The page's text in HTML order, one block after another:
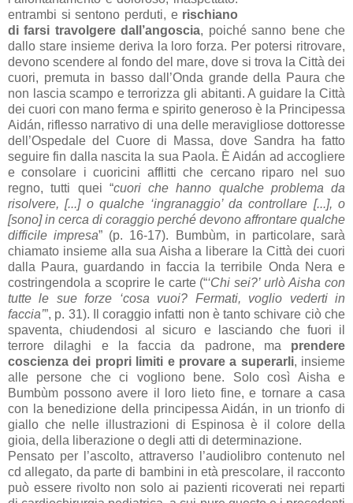
entrambi si sentono perduti, e rischiano
di farsi travolgere dall’angoscia, poiché sanno bene che
dallo stare insieme deriva la loro forza. Per potersi ritrovare,
devono scendere al fondo del mare, dove si trova la Città dei
cuori, premuta in basso dall’Onda grande della Paura che
non lascia scampo e terrorizza gli abitanti. A guidare la Città
dei cuori con mano ferma e spirito generoso è la Principessa
Aidán, riflesso narrativo di una delle meravigliose dottoresse
dell’Ospedale del Cuore di Massa, dove Sandra ha fatto
seguire fin dalla nascita la sua Paola. È Aidán ad accogliere
e consolare i cuoricini afflitti che cercano riparo nel suo
regno, tutti quei “cuori che hanno qualche problema da
risolvere, [...] o qualche ‘ingranaggio’ da controllare [...], o
[sono] in cerca di coraggio perché devono affrontare qualche
difficile impresa” (p. 16-17). Bumbùm, in particolare, sarà
chiamato insieme alla sua Aisha a liberare la Città dei cuori
dalla Paura, guardando in faccia la terribile Onda Nera e
costringendola a scoprire le carte (“‘Chi sei?’ urlò Aisha con
tutte le sue forze ‘cosa vuoi? Fermati, voglio vederti in
faccia’”, p. 31). Il coraggio infatti non è tanto schivare ciò che
spaventa, chiudendosi al sicuro e lasciando che fuori il
terrore dilaghi e la faccia da padrone, ma prendere
coscienza dei propri limiti e provare a superarli, insieme
alle persone che ci vogliono bene. Solo così Aisha e
Bumbùm possono avere il loro lieto fine, e tornare a casa
con la benedizione della principessa Aidán, in un trionfo di
giallo che nelle illustrazioni di Espinosa è il colore della
gioia, della liberazione o degli atti di determinazione.
Pensato per l’ascolto, attraverso l’audiolibro contenuto nel
cd allegato, da parte di bambini in età prescolare, il racconto
può essere rivolto non solo ai pazienti ricoverati nei reparti